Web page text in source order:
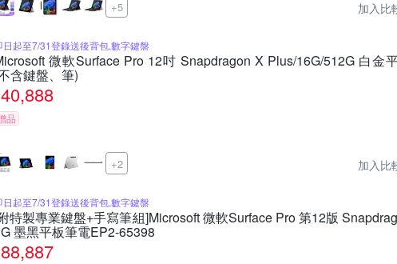
+5 加入比
日起至7/31登錄送後背包,數字鍵盤
微軟Surface Pro 12吋 Snapdragon X Plus/16G/512G 白金
含鍵盤、筆)
40,888
品
+2 加入比
日起至7/31登錄送後背包,數字鍵盤
特製專業鍵盤+手寫筆組]Microsoft 微軟Surface Pro 第12版
墨黑平板筆電EP2-65398
88,887